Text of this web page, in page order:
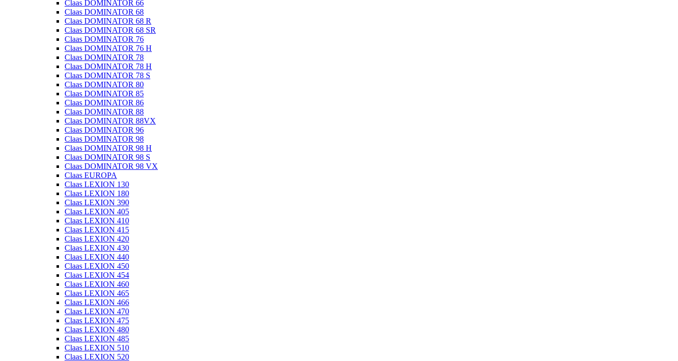
Claas DOMINATOR 66
Claas DOMINATOR 68
Claas DOMINATOR 68 R
Claas DOMINATOR 68 SR
Claas DOMINATOR 76
Claas DOMINATOR 76 H
Claas DOMINATOR 78
Claas DOMINATOR 78 H
Claas DOMINATOR 78 S
Claas DOMINATOR 80
Claas DOMINATOR 85
Claas DOMINATOR 86
Claas DOMINATOR 88
Claas DOMINATOR 88VX
Claas DOMINATOR 96
Claas DOMINATOR 98
Claas DOMINATOR 98 H
Claas DOMINATOR 98 S
Claas DOMINATOR 98 VX
Claas EUROPA
Claas LEXION 130
Claas LEXION 180
Claas LEXION 390
Claas LEXION 405
Claas LEXION 410
Claas LEXION 415
Claas LEXION 420
Claas LEXION 430
Claas LEXION 440
Claas LEXION 450
Claas LEXION 454
Claas LEXION 460
Claas LEXION 465
Claas LEXION 466
Claas LEXION 470
Claas LEXION 475
Claas LEXION 480
Claas LEXION 485
Claas LEXION 510
Claas LEXION 520